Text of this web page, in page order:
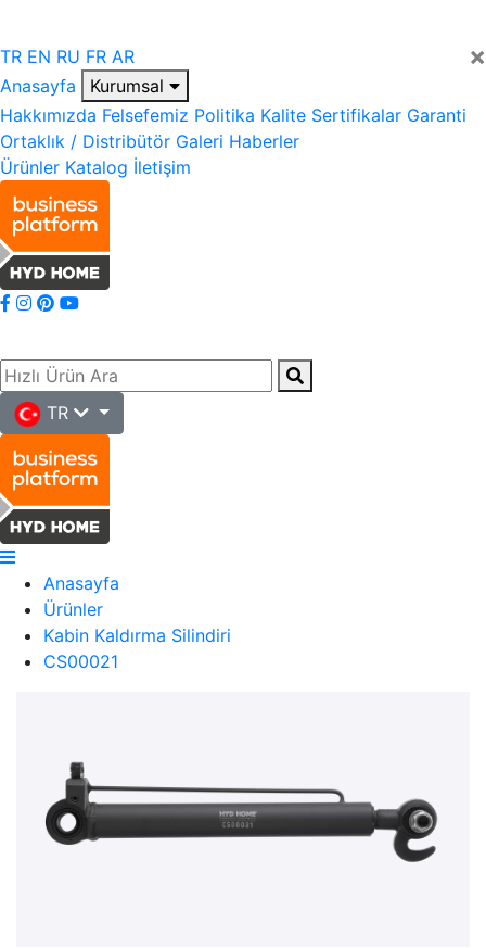
×
TR EN RU FR AR
Anasayfa
Kurumsal
Hakkımızda Felsefemiz Politika Kalite Sertifikalar Garanti
Ortaklık / Distribütör Galeri Haberler
Ürünler Katalog İletişim
TR
Anasayfa
Ürünler
Kabin Kaldırma Silindiri
CS00021